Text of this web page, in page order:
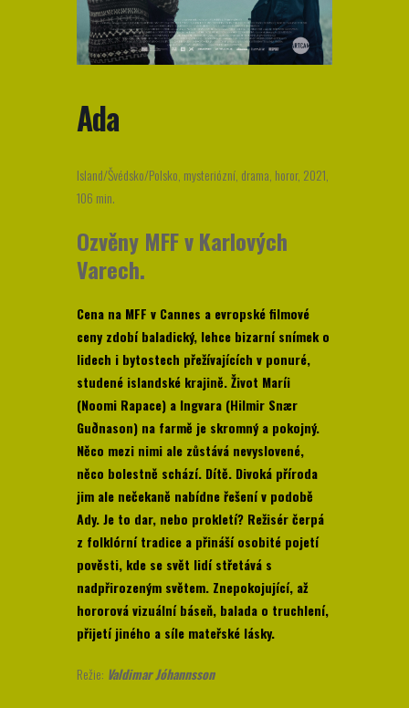
Ada
Island/Švédsko/Polsko, mysteriózní, drama, horor, 2021,
106 min.
Ozvěny MFF v Karlových
Varech.
Cena na MFF v Cannes a evropské filmové
ceny zdobí baladický, lehce bizarní snímek o
lidech i bytostech přežívajících v ponuré,
studené islandské krajině. Život Maríi
(Noomi Rapace) a Ingvara (Hilmir Snær
Guðnason) na farmě je skromný a pokojný.
Něco mezi nimi ale zůstává nevyslovené,
něco bolestně schází. Dítě. Divoká příroda
jim ale nečekaně nabídne řešení v podobě
Ady. Je to dar, nebo prokletí? Režisér čerpá
z folklórní tradice a přináší osobité pojetí
pověsti, kde se svět lidí střetává s
nadpřirozeným světem. Znepokojující, až
hororová vizuální báseň, balada o truchlení,
přijetí jiného a síle mateřské lásky.
Režie: Valdimar Jóhannsson